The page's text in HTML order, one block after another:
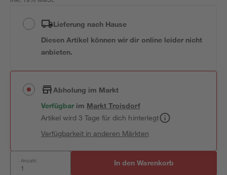
Lieferung nach Hause
Diesen Artikel können wir dir online leider nicht
anbieten.
Abholung im Markt
Verfügbar im MarktTroisdorf
Artikel wird 3 Tage für dich hinterlegt
Verfügbarkeit in anderen Märkten
Anzahl: In den Warenkorb